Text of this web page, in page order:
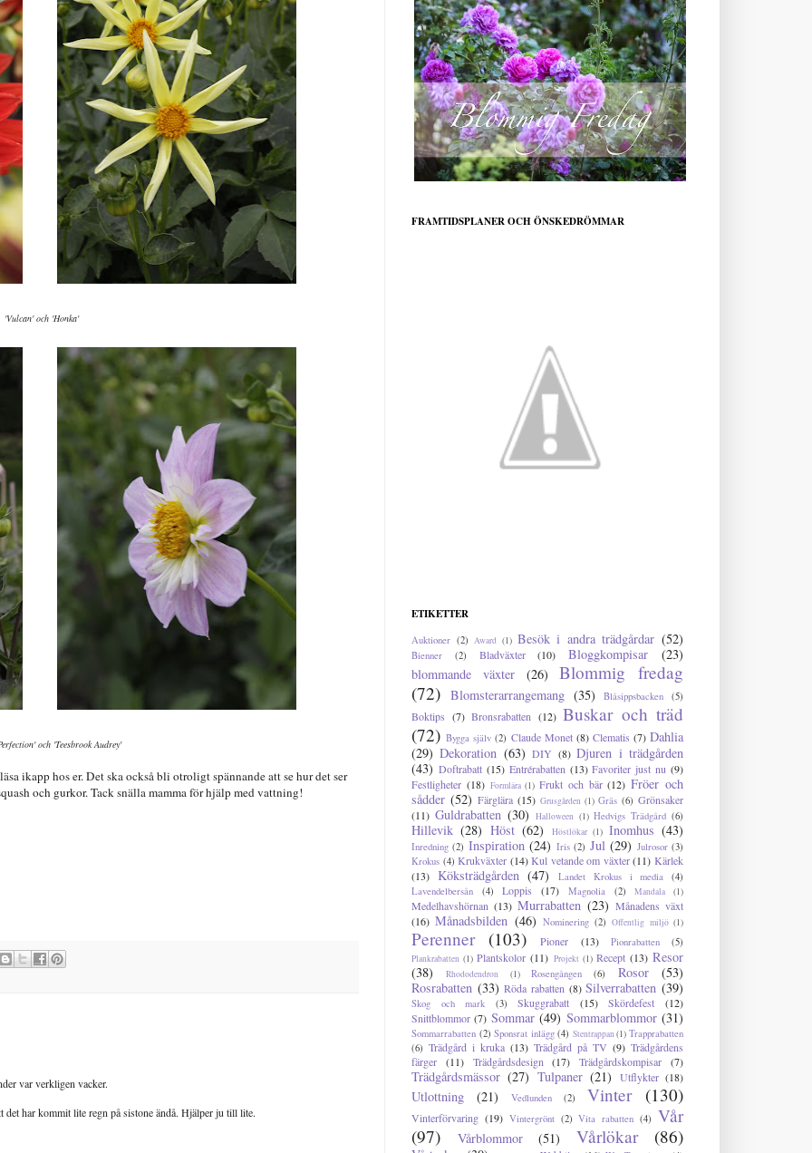
'Vulcan' och 'Honka'
och 'Teesbrook Audrey'
ikapp hos er. Det ska också bli otroligt spännande att se hur det ser
och gurkor. Tack snälla mamma för hjälp med vattning!
var verkligen vacker.
har kommit lite regn på sistone ändå. Hjälper ju till lite.
FRAMTIDSPLANER OCH ÖNSKEDRÖMMAR
ETIKETTER
Auktioner (2) Award (1) Besök i andra trädgårdar (52)
Bienner (2) Bladväxter (10) Bloggkompisar
(23)
blommande växter
(26)
Blommig fredag
(72) Blomsterarrangemang (35) Blåsippsbacken (5)
Boktips (7) Bronsrabatten (12) Buskar och träd
(72) Bygga själv (2) Claude Monet (8) Clematis (7) Dahlia
(29) Dekoration (63) DIY (8) Djuren i trädgården
(43) Doftrabatt (15) Entrérabatten (13) Favoriter just nu (9)
Festligheter (18) Formlära (1) Frukt och bär (12) Fröer och
sådder (52) Färglära (15) Grusgården (1) Gräs (6) Grönsaker
(11) Guldrabatten (30) Halloween (1) Hedvigs Trädgård (6)
Hillevik (28) Höst (62) Höstlökar (1) Inomhus (43)
Inredning (2) Inspiration (24) Iris (2) Jul (29) Julrosor (3)
Krokus (4) Krukväxter (14) Kul vetande om växter (11) Kärlek
(13) Köksträdgården (47) Landet Krokus i media
(4)
Lavendelbersån
(4) Loppis (17) Magnolia (2) Mandala (1)
Medelhavshörnan (13) Murrabatten (23) Månadens växt
(16) Månadsbilden (46) Nominering (2) Offentlig miljö (1)
Perenner (103) Pioner (13) Pionrabatten (5)
Plankrabatten (1) Plantskolor (11) Projekt (1) Recept (13) Resor
(38)
Rhododendron (1) Rosengången (6) Rosor
(53)
Rosrabatten (33) Röda rabatten (8) Silverrabatten (39)
Skog och mark (3) Skuggrabatt (15) Skördefest
(12)
Snittblommor (7) Sommar (49) Sommarblommor (31)
Sommarrabatten (2) Sponsrat inlägg (4) Stentrappan(1) Trapprabatten
(6) Trädgård i kruka (13) Trädgård på TV (9) Trädgårdens
färger
(11) Trädgårdsdesign (17) Trädgårdskompisar (7)
Trädgårdsmässor (27) Tulpaner (21) Utflykter (18)
Utlottning (21) Vedlunden (2) Vinter (130)
Vinterförvaring (19) Vintergrönt (2) Vita rabatten (4) Vår
(97)
Vårblommor (51) Vårlökar (86)